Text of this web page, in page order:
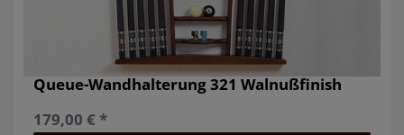
Queue-Wandhalterung 321 Walnußfinish
179,00 € *